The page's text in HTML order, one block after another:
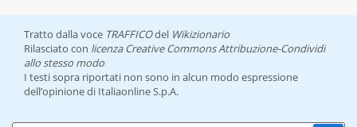
Tratto dalla voce TRAFFICOdel Wikizionario
Rilasciato con licenza Creative Commons Attribuzione-Condividi
allo stesso modo
I testi sopra riportati non sono in alcun modo espressione
dell’opinione di Italiaonline S.p.A.